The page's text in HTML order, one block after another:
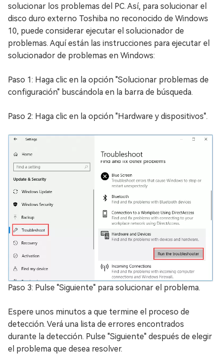
solucionar los problemas del PC. Así, para solucionar el
disco duro externo Toshiba no reconocido de Windows
10, puede considerar ejecutar el solucionador de
problemas. Aquí están las instrucciones para ejecutar el
solucionador de problemas en Windows:
Paso 1: Haga clic en la opción "Solucionar problemas de
configuración" buscándola en la barra de búsqueda.
Paso 2: Haga clic en la opción "Hardware y dispositivos".
Paso 3: Pulse "Siguiente" para solucionar el problema.
Espere unos minutos a que termine el proceso de
detección. Verá una lista de errores encontrados
durante la detección. Pulse "Siguiente" después de elegir
el problema que desea resolver.